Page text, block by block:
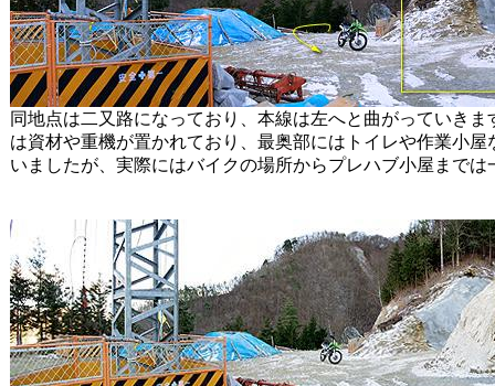
同地点は二又路になっており、本線は左へと曲がっていき
は資材や重機が置かれており、最奥部にはトイレや作業小
いましたが、実際にはバイクの場所からプレハブ小屋までは